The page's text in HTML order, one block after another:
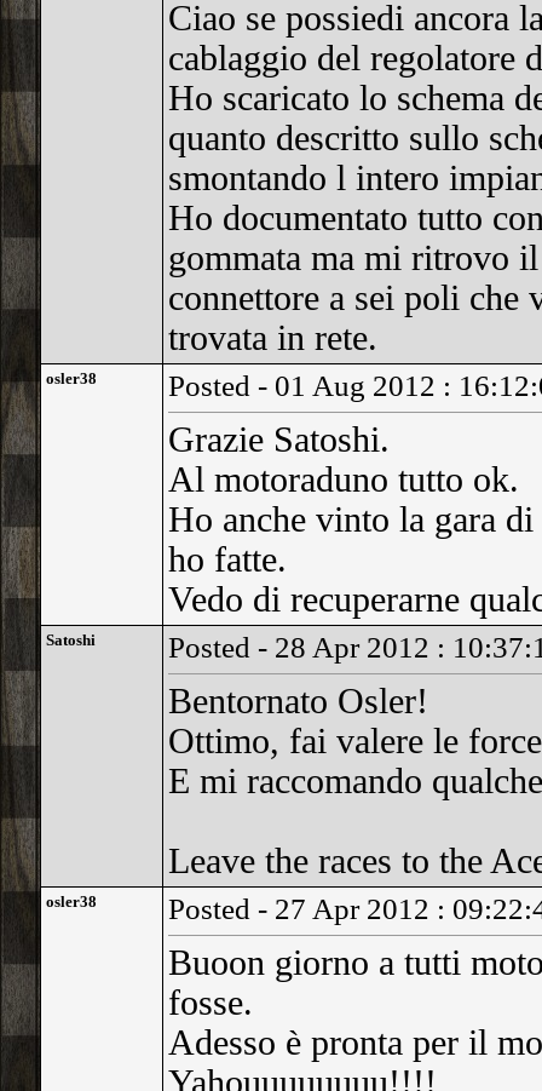
Ciao se possiedi ancora
cablaggio del regolatore
Ho scaricato lo schema
quanto descritto sullo
smontando l intero
Ho documentato tutto
gommata ma mi ritrovo
connettore a sei poli che
trovata in rete.
osler38 Posted - 01 Aug 2012 :
Grazie Satoshi.
Al motoraduno tutto ok.
Ho anche vinto la gara
ho fatte.
Vedo di recuperarne
Satoshi Posted - 28 Apr 2012 :
Bentornato Osler!
Ottimo, fai valere le
E mi raccomando
Leave the races to the
osler38 Posted - 27 Apr 2012 :
Buoon giorno a tutti
fosse.
Adesso è pronta per il
Yahouuuuuuuu!!!!